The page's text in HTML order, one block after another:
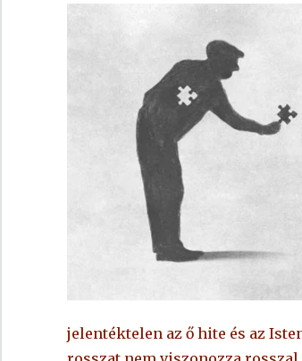
jelentéktelen az ő hite és az